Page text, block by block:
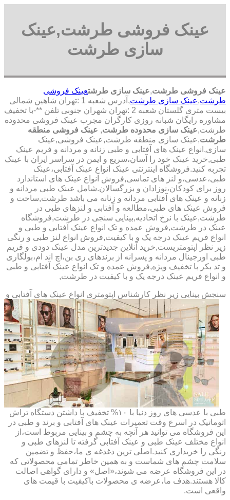
عینک فروشی طرشت,عینک
سازی طرشت
عینک فروشی طرشت,عینک سازی طرشتعینک فروشی
طرشت,عینک سازی طرشت
,آدرس شعبه 1 :تهران شاهین شمالی
بیست متری گلستان شعبه 2 :تهران شهران جنوبی تلفن **-با تخفیف
مشاوره رایگان شبانه روزی کارگران مجرب عینک فروشی محدوده
طرشت,عینک سازی محدوده طرشت, عینک فروشی منطقه
طرشت,عینک سازی منطقه طرشت,عینک فروشی,عینک
سازی,انواع عینک های آفتابی و طبی زنانه و مردانه و فریم عینک
طبی,خرید عینک خود را آسان،سریع و ایمن در سراسر ایران با عینک
تجربه کنید.فروشگاه اینترنتی عینک انواع عینک آفتابی،عینک
طبی،عدسی،و لنز های تماسی,فروش انواع عینک های استاندارد
روز برای کودکان،نوزادان و بزرگسالان.شامل عینک طبی مردانه و
زنانه و عینک های آفتابی مردانه و زنانه می باشد طرشت,ساخت و
فروش عینک های طبی،مطالعه و آفتابی و لنزهای طبی در
طرشت,عینک با نرخ اتحادیه,بینایی سنجی در طرشت,فروشگاه
عینک در طرشت,فروش عمده و تک انواع عینک آفتابی و طبی و
انواع فریم عینک درجه یک و با کیفیت,فروش انواع لنز طبی و رنگی
زیر نظر اپتومتریست,خرید آنلاین جدیدترین مدل عینک دودی و فریم
طبی اورجینال مردانه و پسرانه از برندهای ری بن،اچ اند ام،بولگاری
و تد بکر با تخفیف ویژه,فروش عمده و تک انواع عینک آفتابی و طبی
و انواع فریم عینک درجه یک و با کیفیت در طرشت,
سنجش بینایی زیر نظر کارشناس اپتومتری انواع عینک های آفتابی و
طبی با عدسی های روز دنیا با ۱۰% تخفیف با داشتن دستگاه تراش
اتوماتیک در اسرع وقت تعمیرات عینک های آفتابی و برند و طبی در
این فروشگاه می توانید هر آنچه به چشم و بینایی مربوط است،از
انواع مختلف عینک طبی و عینک آفتابی گرفته تا لنزهای طبی و
رنگی را خریداری کنید.اصلی ترین دغدغه ی ما،حفظ و تضمین
سلامت چشم های شماست و به همین خاطر تمامی محصولاتی که
در این فروشگاه عرضه می شوند،«اصل» و دارای گواهی اصالت
کالا هستند.هدف ما،عرضه ی محصولات باکیفیت با قیمت های
واقعی است.